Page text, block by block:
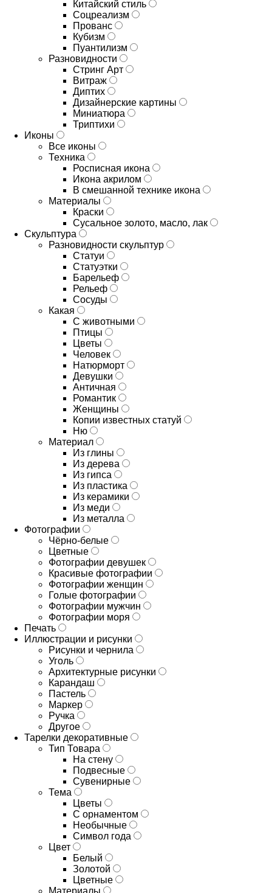
Китайский стиль
Соцреализм
Прованс
Кубизм
Пуантилизм
Разновидности
Стринг Арт
Витраж
Диптих
Дизайнерские картины
Миниатюра
Триптихи
Иконы
Все иконы
Техника
Росписная икона
Икона акрилом
В смешанной технике икона
Материалы
Краски
Сусальное золото, масло, лак
Скульптура
Разновидности скульптур
Статуи
Статуэтки
Барельеф
Рельеф
Сосуды
Какая
С животными
Птицы
Цветы
Человек
Натюрморт
Девушки
Античная
Романтик
Женщины
Копии известных статуй
Ню
Материал
Из глины
Из дерева
Из гипса
Из пластика
Из керамики
Из меди
Из металла
Фотографии
Чёрно-белые
Цветные
Фотографии девушек
Красивые фотографии
Фотографии женщин
Голые фотографии
Фотографии мужчин
Фотографии моря
Печать
Иллюстрации и рисунки
Рисунки и чернила
Уголь
Архитектурные рисунки
Карандаш
Пастель
Маркер
Ручка
Другое
Тарелки декоративные
Тип Товара
На стену
Подвесные
Сувенирные
Тема
Цветы
С орнаментом
Необычные
Символ года
Цвет
Белый
Золотой
Цветные
Материалы